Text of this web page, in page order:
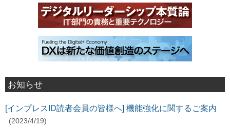
お知らせ
[インプレスID読者会員の皆様へ] 機能強化に関するご案内
(2023/4/19)